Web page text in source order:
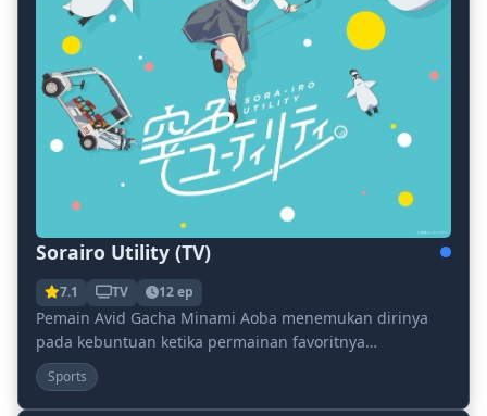
Sorairo Utility (TV)
7.1 TV 12 ep
Pemain Avid Gacha Minami Aoba menemukan dirinya
pada kebuntuan ketika permainan favoritnya
mengumumkan akhir dari layanan langsungnya. Left
Adrift tan...
Sports